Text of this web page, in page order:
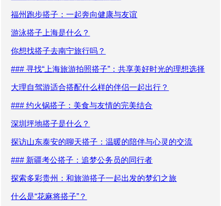
福州跑步搭子：一起奔向健康与友谊
游泳搭子上海是什么？
你想找搭子去南宁旅行吗？
### 寻找“上海旅游拍照搭子”：共享美好时光的理想选择
大理自驾游适合搭配什么样的伴侣一起出行？
### 约火锅搭子：美食与友情的完美结合
深圳坪地搭子是什么？
探访山东泰安的聊天搭子：温暖的陪伴与心灵的交流
### 新疆考公搭子：追梦公务员的同行者
探索多彩贵州：和旅游搭子一起出发的梦幻之旅
什么是“花麻将搭子”？